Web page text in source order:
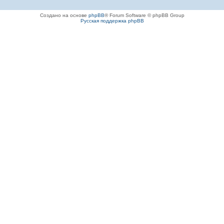
Создано на основе phpBB® Forum Software © phpBB Group
Русская поддержка phpBB